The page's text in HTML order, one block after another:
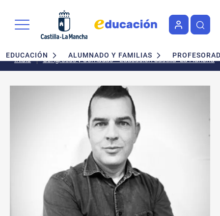
Navegación principal
EDUCACIÓN ALUMNADO Y FAMILIAS
Inicio Congresos y Jornadas - Educación Castilla-La Mancha